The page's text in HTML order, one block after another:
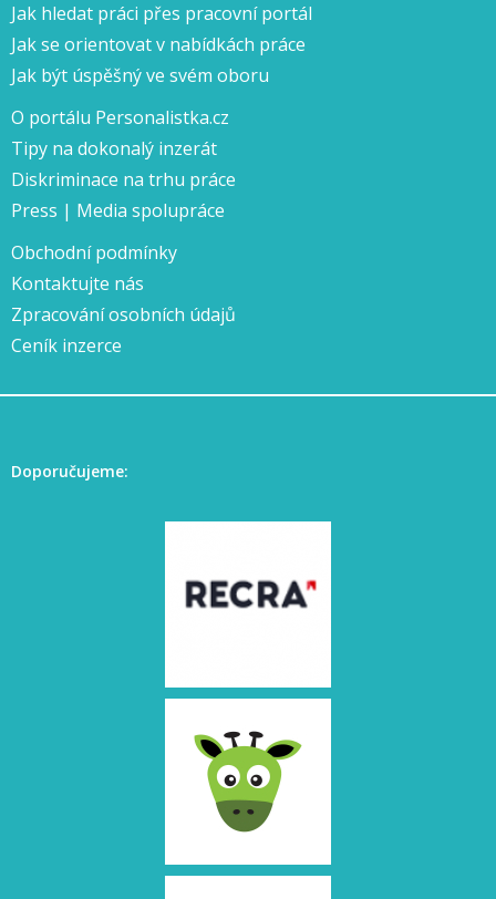
Jak hledat práci přes pracovní portál
Jak se orientovat v nabídkách práce
Jak být úspěšný ve svém oboru
O portálu Personalistka.cz
Tipy na dokonalý inzerát
Diskriminace na trhu práce
Press | Media spolupráce
Obchodní podmínky
Kontaktujte nás
Zpracování osobních údajů
Ceník inzerce
Doporučujeme: